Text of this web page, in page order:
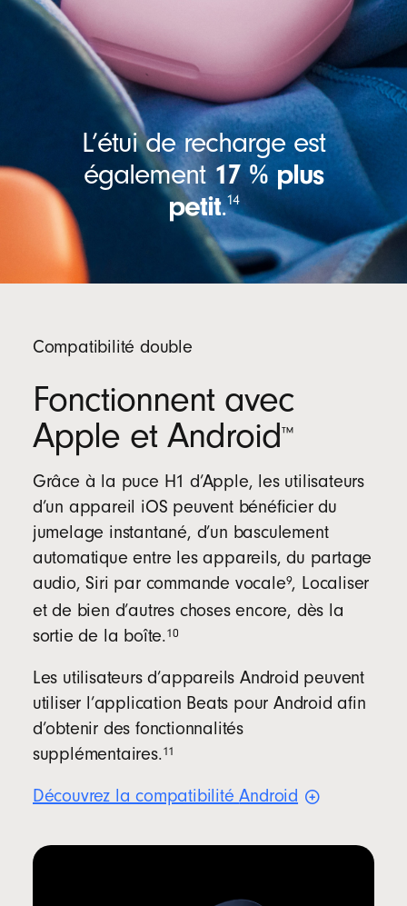
L’étui de recharge est
également 17 % plus
petit.14
Compatibilité double
Fonctionnent avec
Apple et Android™
Grâce à la puce H1 d’Apple, les utilisateurs
d’un appareil iOS peuvent bénéficier du
jumelage instantané, d’un basculement
automatique entre les appareils, du partage
audio, Siri par commande vocale9, Localiser
et de bien d’autres choses encore, dès la
sortie de la boîte.10
Les utilisateurs d’appareils Android peuvent
utiliser l’application Beats pour Android afin
d’obtenir des fonctionnalités
supplémentaires.11
Découvrez la compatibilitéAndroid